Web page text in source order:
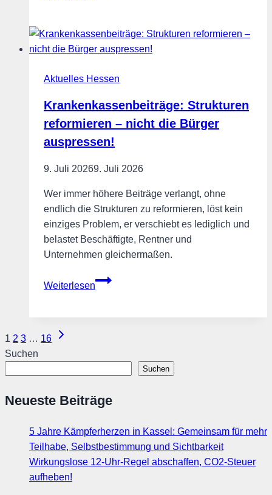
–
Zukunft
Zertifizierung
Aktuelles Hessen
Krankenkassenbeiträge: Strukturen
reformieren – nicht die Bürger
auspressen!
9. Juli 20269. Juli 2026
Wer immer höhere Beiträge verlangt, ohne
endlich die Strukturen zu reformieren, löst kein
einziges Problem, er verschiebt es lediglich und
belastet Beschäftigte, Rentner und
Unternehmen gleichermaßen.
Weiterlesen
Krankenkassenbeiträge:
Seitennavigation
1 2 3 … 16
Nächste
Suchen
Suchen
Neueste Beiträge
5 Jahre Kämpferherzen in Kassel: Gemeinsam für mehr
Teilhabe, Selbstbestimmung und Sichtbarkeit
Wirkungslose 12-Uhr-Regel abschaffen, CO2-Steuer
aufheben!